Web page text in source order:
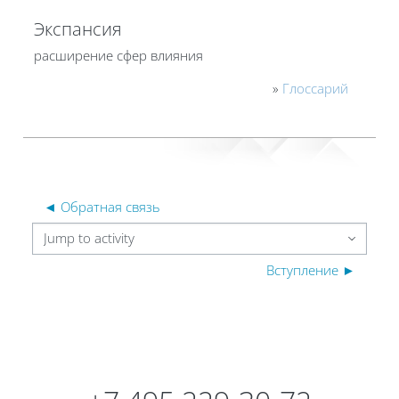
Экспансия
расширение сфер влияния
» Глоссарий
◄ Обратная связь
Jump to activity
Вступление ►